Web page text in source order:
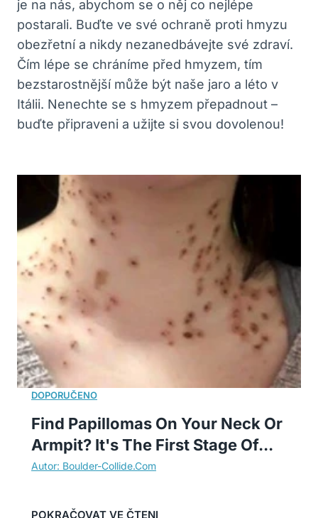
je na nás, abychom se o něj co nejlépe
postarali. Buďte ve své ochraně proti hmyzu
obezřetní a nikdy nezanedbávejte své zdraví.
Čím lépe se chráníme před hmyzem, tím
bezstarostnější může být naše jaro a léto v
Itálii. Nenechte se s hmyzem přepadnout –
buďte připraveni a užijte si svou dovolenou!
Find Papillomas On Your Neck Or
Armpit? It's The First Stage Of...